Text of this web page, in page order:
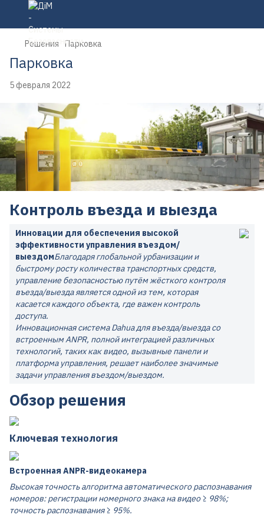
Решения Парковка
Парковка
5 февраля 2022
Контроль въезда и выезда
Инновации для обеспечения высокой
эффективности управления въездом/
выездомБлагодаря глобальной урбанизации и
быстрому росту количества транспортных средств,
управление безопасностью путём жёсткого контроля
въезда/выезда является одной из тем, которая
касается каждого объекта, где важен контроль
доступа.
Инновационная система Dahua для въезда/выезда со
встроенным ANPR, полной интеграцией различных
технологий, таких как видео, вызывные панели и
платформа управления, решает наиболее значимые
задачи управления въездом/выездом.
Обзор решения
Ключевая технология
Встроенная ANPR-видеокамера
Высокая точность алгоритма автоматического распознавания
номеров: регистрации номерного знака на видео ≥ 98%;
точность распознавания ≥ 95%.